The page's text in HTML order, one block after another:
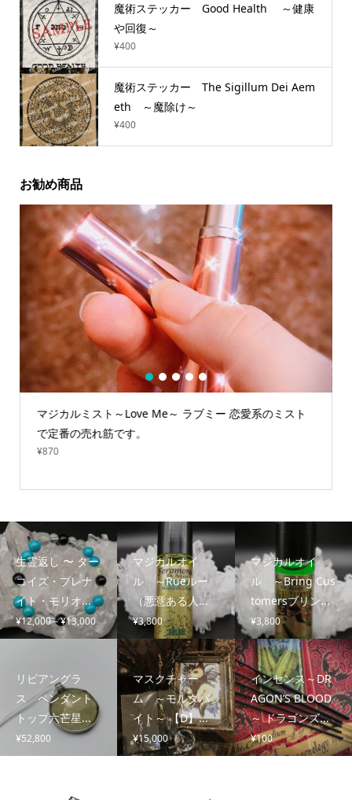
魔術ステッカー Good Health ～健康
や回復～
¥400
魔術ステッカー The Sigillum Dei Aem
eth ～魔除け～
¥400
お勧め商品
マジカルミスト～Love Me～ ラブミー 恋愛系のミスト
で定番の売れ筋です。
¥870
1 2 3 4 5
生霊返し 〜 ター
コイズ・プレナ
イト・モリオ...
¥12,000–¥13,000価
格
¥12,000
¥13,000
マジカルオイ
ル ～Rueルー
（悪意ある人...
¥3,800
マジカルオイ
ル ～Bring Cus
tomersブリン...
¥3,800
リビアングラ
ス ペンダント
トップ六芒星...
¥52,800
マスクチャー
ム ～モルダバ
イト～ 【D】...
¥15,000
インセンス～DR
AGON’S BLOOD
～ ドラゴンズ...
¥100